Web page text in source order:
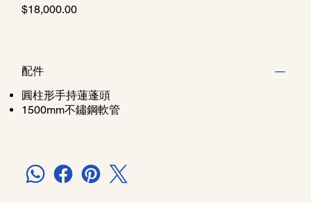
價
格
$18,000.00
配件
圓柱形手持蓮蓬頭
1500mm不鏽鋼軟管